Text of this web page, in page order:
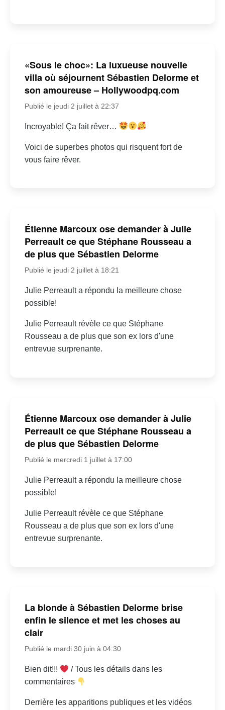
«Sous le choc»: La luxueuse nouvelle
villa où séjournent Sébastien Delorme et
son amoureuse – Hollywoodpq.com
Publié le jeudi 2 juillet à 22:37
Incroyable! Ça fait rêver…
Voici de superbes photos qui risquent fort de
vous faire rêver.
Étienne Marcoux ose demander à Julie
Perreault ce que Stéphane Rousseau a
de plus que Sébastien Delorme
Publié le jeudi 2 juillet à 18:21
Julie Perreault a répondu la meilleure chose
possible!
Julie Perreault révèle ce que Stéphane
Rousseau a de plus que son ex lors d'une
entrevue surprenante.
Étienne Marcoux ose demander à Julie
Perreault ce que Stéphane Rousseau a
de plus que Sébastien Delorme
Publié le mercredi 1 juillet à 17:00
Julie Perreault a répondu la meilleure chose
possible!
Julie Perreault révèle ce que Stéphane
Rousseau a de plus que son ex lors d'une
entrevue surprenante.
La blonde à Sébastien Delorme brise
enfin le silence et met les choses au
clair
Publié le mardi 30 juin à 04:30
Bien dit!!!
/ Tous les détails dans les
commentaires
Derrière les apparitions publiques et les vidéos